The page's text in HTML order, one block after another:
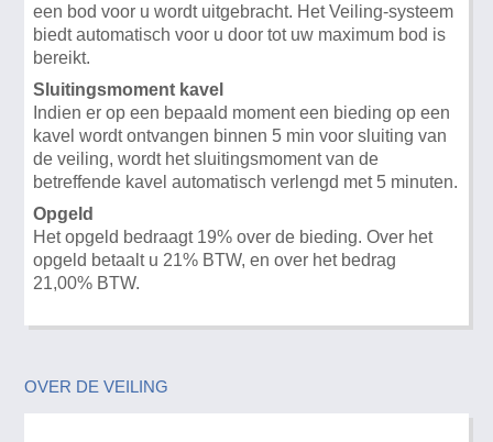
een bod voor u wordt uitgebracht. Het Veiling-systeem
biedt automatisch voor u door tot uw maximum bod is
bereikt.
Sluitingsmoment kavel
Indien er op een bepaald moment een bieding op een
kavel wordt ontvangen binnen 5 min voor sluiting van
de veiling, wordt het sluitingsmoment van de
betreffende kavel automatisch verlengd met 5 minuten.
Opgeld
Het opgeld bedraagt 19% over de bieding. Over het
opgeld betaalt u 21% BTW, en over het bedrag
21,00% BTW.
OVER DE VEILING